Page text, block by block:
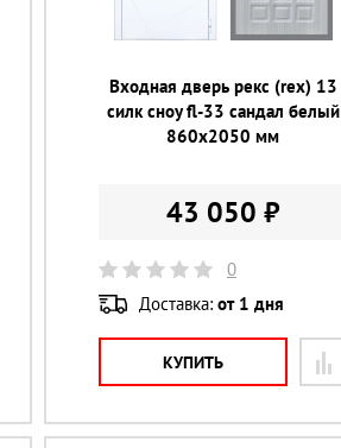
Входная дверь рекс (rex) 13
силк сноу fl-33 сандал белый
860х2050 мм
43 050 ₽
0
Доставка: от 1 дня
КУПИТЬ